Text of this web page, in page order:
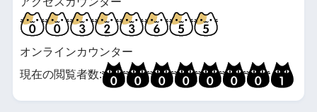
オンラインカウンター
現在の閲覧者数: